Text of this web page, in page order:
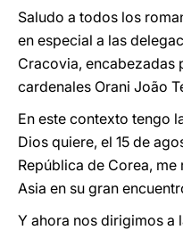
Saludo a todos los
en especial a las
Cracovia, encabezadas
cardenales Orani João
En este contexto tengo
Dios quiere, el 15 de
República de Corea,
Asia en su gran
Y ahora nos dirigimos a